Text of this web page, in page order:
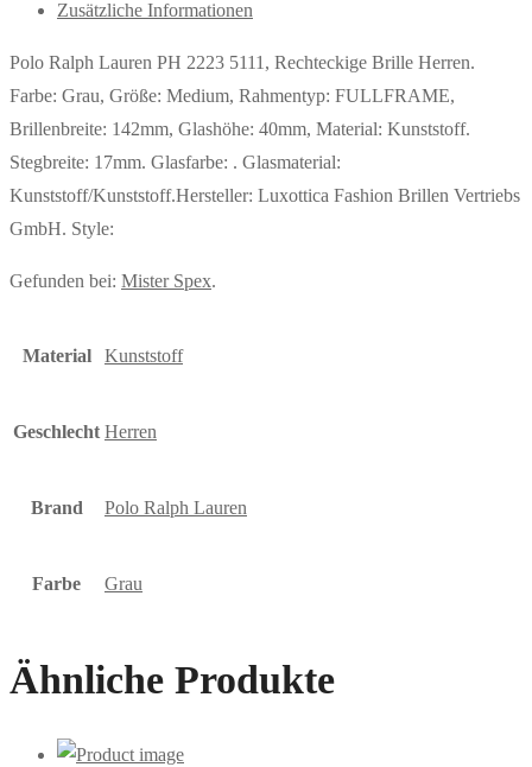
Zusätzliche Informationen
Polo Ralph Lauren PH 2223 5111, Rechteckige Brille Herren.
Farbe: Grau, Größe: Medium, Rahmentyp: FULLFRAME,
Brillenbreite: 142mm, Glashöhe: 40mm, Material: Kunststoff.
Stegbreite: 17mm. Glasfarbe: . Glasmaterial:
Kunststoff/Kunststoff.Hersteller: Luxottica Fashion Brillen Vertriebs
GmbH. Style:
Gefunden bei: Mister Spex.
Material Kunststoff
Geschlecht Herren
Brand Polo Ralph Lauren
Farbe Grau
Ähnliche Produkte